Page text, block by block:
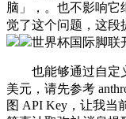
脑」，。也不影响它
觉了这个问题，这段
世界杯国际脚联
也能够通过自定义
美元，请先参考
图 API Key，让我当